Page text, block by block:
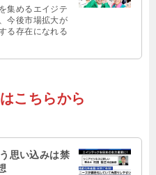
集めるエイジテ
今後市場拡大が
る存在になれる
こちらから
思い込みは禁